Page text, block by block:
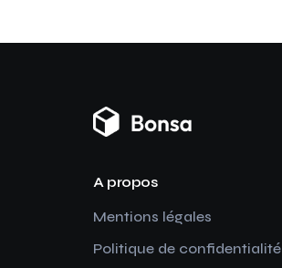
A propos
Mentions légales
Politique de confidentialité